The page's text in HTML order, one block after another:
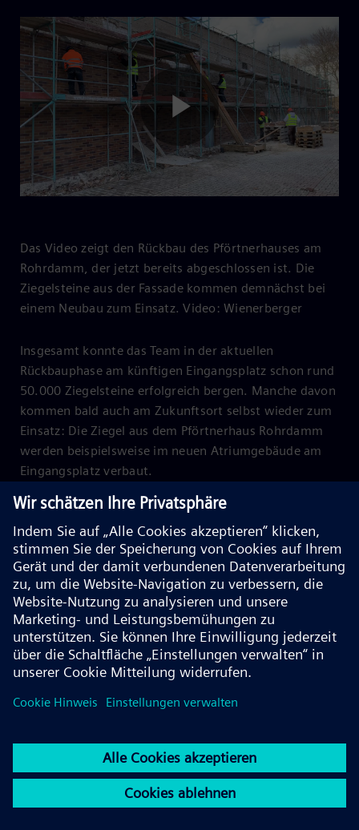
Play
Das Video zeigt den Rückbau des Pförtnerhauses am
Rohrdamm, der jetzt bereits abgeschlossen ist. Die
Ziegelsteine aus der Fassade kommen demnächst bei
einem Neubau zum Einsatz. Video: Wienerberger
Insgesamt konnte das Team in der aktuellen
Rückbauphase am künftigen Eingangsplatz schon rund
50.000 Ziegelsteine erfolgreich bergen. Manche davon
kommen bald auch am Zukunftsort selbst wieder zum
Einsatz: Die Ziegel aus dem Pförtnerhaus Rohrdamm
werden beispielsweise im neuen Atriumgebäude am
Eingangsplatz verbaut.